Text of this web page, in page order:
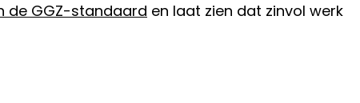
de GGZ-standaard en laat zien dat zinvol werk